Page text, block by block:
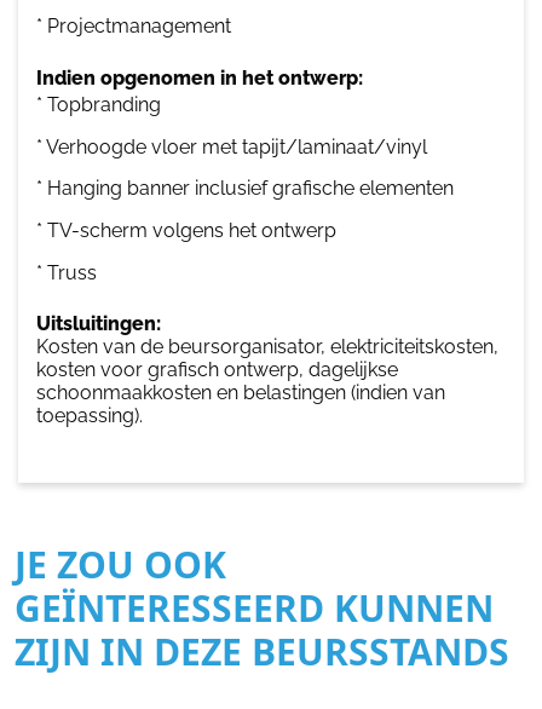
* Projectmanagement
Indien opgenomen in het ontwerp:
* Topbranding
* Verhoogde vloer met tapijt/laminaat/vinyl
* Hanging banner inclusief grafische elementen
* TV-scherm volgens het ontwerp
* Truss
Uitsluitingen:
Kosten van de beursorganisator, elektriciteitskosten,
kosten voor grafisch ontwerp, dagelijkse
schoonmaakkosten en belastingen (indien van
toepassing).
JE ZOU OOK
GEÏNTERESSEERD KUNNEN
ZIJN IN DEZE BEURSSTANDS